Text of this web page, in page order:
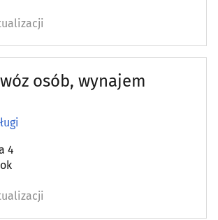
osób, wynajem
4